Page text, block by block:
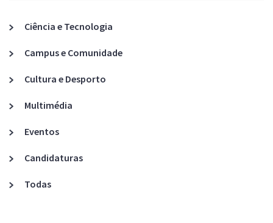
Ciência e Tecnologia
Campus e Comunidade
Cultura e Desporto
Multimédia
Eventos
Candidaturas
Todas